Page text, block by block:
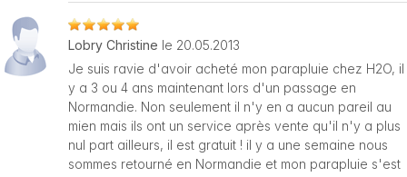
Lobry Christine le 20.05.2013
Je suis ravie d'avoir acheté mon parapluie chez H2O, il
y a 3 ou 4 ans maintenant lors d'un passage en
Normandie. Non seulement il n'y en a aucun pareil au
mien mais ils ont un service après vente qu'il n'y a plus
nul part ailleurs, il est gratuit ! il y a une semaine nous
sommes retourné en Normandie et mon parapluie s'est